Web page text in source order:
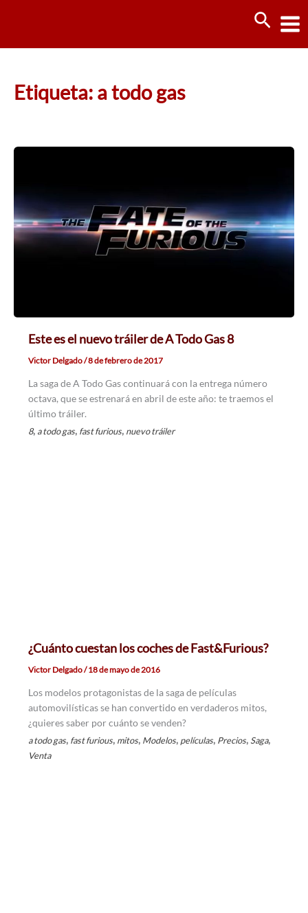
Etiqueta: a todo gas
Este es el nuevo tráiler de A Todo Gas 8
Victor Delgado/8 de febrero de 2017
La saga de A Todo Gas continuará con la entrega número
octava, que se estrenará en abril de este año: te traemos el
último tráiler.
8, a todo gas, fast furious, nuevo tráiler
¿Cuánto cuestan los coches de Fast&Furious?
Victor Delgado/18 de mayo de 2016
Los modelos protagonistas de la saga de películas
automovilísticas se han convertido en verdaderos mitos,
¿quieres saber por cuánto se venden?
a todo gas, fast furious, mitos, Modelos, películas, Precios, Saga,
Venta